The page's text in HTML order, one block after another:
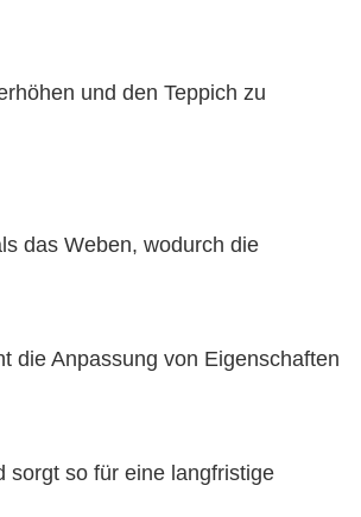
und den Teppich zu
das Weben, wodurch die
die Anpassung von Eigenschaften
sorgt so für eine langfristige